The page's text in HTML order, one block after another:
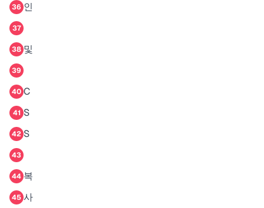
36 인
37
38 및
39
40 C
41 S
42 S
43
44 복
45 사